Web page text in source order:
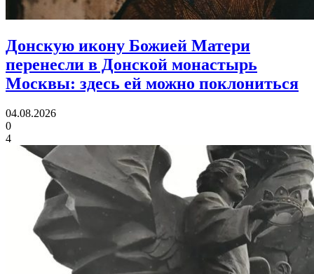
Донскую икону Божией Матери
перенесли в Донской монастырь
Москвы: здесь ей можно поклониться
04.08.2026
0
4